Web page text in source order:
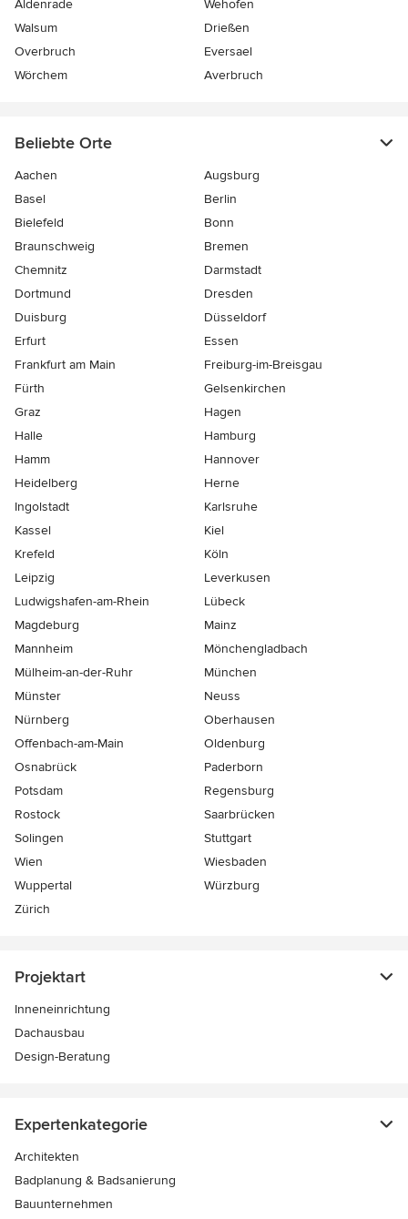
Aldenrade
Wehofen
Walsum
Drießen
Overbruch
Eversael
Wörchem
Averbruch
Beliebte Orte
Aachen
Augsburg
Basel
Berlin
Bielefeld
Bonn
Braunschweig
Bremen
Chemnitz
Darmstadt
Dortmund
Dresden
Duisburg
Düsseldorf
Erfurt
Essen
Frankfurt am Main
Freiburg-im-Breisgau
Fürth
Gelsenkirchen
Graz
Hagen
Halle
Hamburg
Hamm
Hannover
Heidelberg
Herne
Ingolstadt
Karlsruhe
Kassel
Kiel
Krefeld
Köln
Leipzig
Leverkusen
Ludwigshafen-am-Rhein
Lübeck
Magdeburg
Mainz
Mannheim
Mönchen­gladbach
Mülheim-an-der-Ruhr
München
Münster
Neuss
Nürnberg
Oberhausen
Offenbach-am-Main
Oldenburg
Osnabrück
Paderborn
Potsdam
Regensburg
Rostock
Saarbrücken
Solingen
Stuttgart
Wien
Wiesbaden
Wuppertal
Würzburg
Zürich
Projektart
Inneneinrichtung
Dachausbau
Design-Beratung
Expertenkategorie
Architekten
Badplanung & Badsanierung
Bauunternehmen